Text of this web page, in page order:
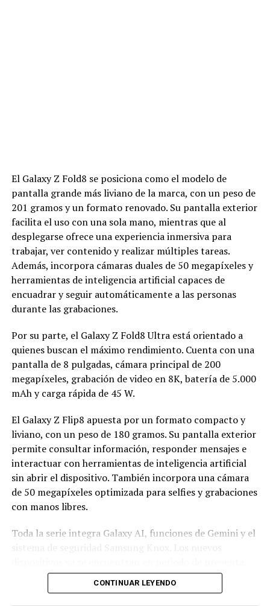
El Galaxy Z Fold8 se posiciona como el modelo de
pantalla grande más liviano de la marca, con un peso de
201 gramos y un formato renovado. Su pantalla exterior
facilita el uso con una sola mano, mientras que al
desplegarse ofrece una experiencia inmersiva para
trabajar, ver contenido y realizar múltiples tareas.
Además, incorpora cámaras duales de 50 megapíxeles y
herramientas de inteligencia artificial capaces de
encuadrar y seguir automáticamente a las personas
durante las grabaciones.
Por su parte, el Galaxy Z Fold8 Ultra está orientado a
quienes buscan el máximo rendimiento. Cuenta con una
pantalla de 8 pulgadas, cámara principal de 200
megapíxeles, grabación de video en 8K, batería de 5.000
mAh y carga rápida de 45 W.
El Galaxy Z Flip8 apuesta por un formato compacto y
liviano, con un peso de 180 gramos. Su pantalla exterior
permite consultar información, responder mensajes e
interactuar con herramientas de inteligencia artificial
sin abrir el dispositivo. También incorpora una cámara
de 50 megapíxeles optimizada para selfies y grabaciones
con manos libres.
Toda la serie integra Galaxy AI, funciones de Gemini y el
CONTINUAR LEYENDO